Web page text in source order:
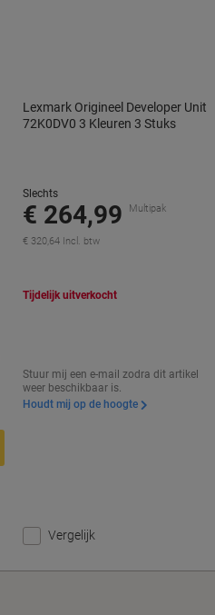
Lexmark Origineel Developer Unit
72K0DV0 3 Kleuren 3 Stuks
Slechts
€ 264,99 Multipak
€ 320,64 Incl. btw
Tijdelijk uitverkocht
Stuur mij een e-mail zodra dit artikel
weer beschikbaar is.
Houdt mij op de hoogte
Vergelijk